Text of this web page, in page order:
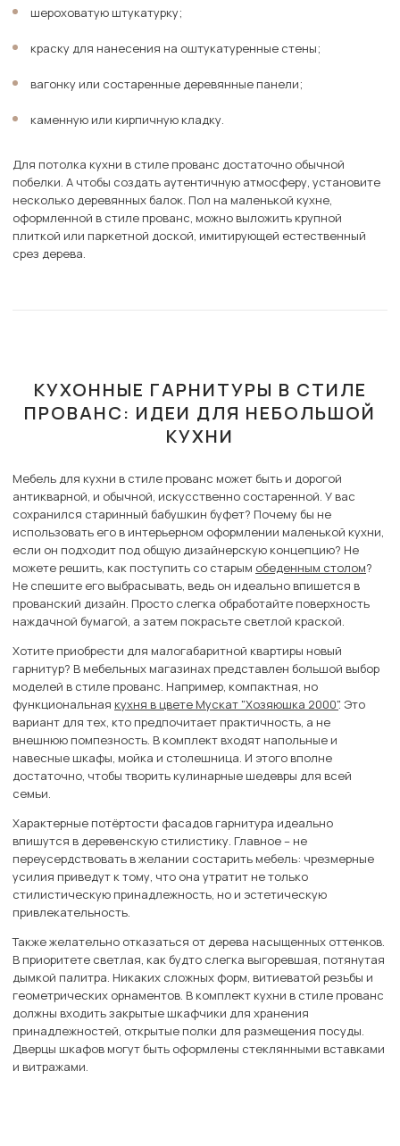
шероховатую штукатурку;
краску для нанесения на оштукатуренные стены;
вагонку или состаренные деревянные панели;
каменную или кирпичную кладку.
Для потолка кухни в стиле прованс достаточно обычной
побелки. А чтобы создать аутентичную атмосферу, установите
несколько деревянных балок. Пол на маленькой кухне,
оформленной в стиле прованс, можно выложить крупной
плиткой или паркетной доской, имитирующей естественный
срез дерева.
КУХОННЫЕ ГАРНИТУРЫ В СТИЛЕ
ПРОВАНС: ИДЕИ ДЛЯ НЕБОЛЬШОЙ
КУХНИ
Мебель для кухни в стиле прованс может быть и дорогой
антикварной, и обычной, искусственно состаренной. У вас
сохранился старинный бабушкин буфет? Почему бы не
использовать его в интерьерном оформлении маленькой кухни,
если он подходит под общую дизайнерскую концепцию? Не
можете решить, как поступить со старым обеденным столом?
Не спешите его выбрасывать, ведь он идеально впишется в
прованский дизайн. Просто слегка обработайте поверхность
наждачной бумагой, а затем покрасьте светлой краской.
Хотите приобрести для малогабаритной квартиры новый
гарнитур? В мебельных магазинах представлен большой выбор
моделей в стиле прованс. Например, компактная, но
функциональная кухня в цвете Мускат "Хозяюшка 2000". Это
вариант для тех, кто предпочитает практичность, а не
внешнюю помпезность. В комплект входят напольные и
навесные шкафы, мойка и столешница. И этого вполне
достаточно, чтобы творить кулинарные шедевры для всей
семьи.
Характерные потёртости фасадов гарнитура идеально
впишутся в деревенскую стилистику. Главное – не
переусердствовать в желании состарить мебель: чрезмерные
усилия приведут к тому, что она утратит не только
стилистическую принадлежность, но и эстетическую
привлекательность.
Также желательно отказаться от дерева насыщенных оттенков.
В приоритете светлая, как будто слегка выгоревшая, потянутая
дымкой палитра. Никаких сложных форм, витиеватой резьбы и
геометрических орнаментов. В комплект кухни в стиле прованс
должны входить закрытые шкафчики для хранения
принадлежностей, открытые полки для размещения посуды.
Дверцы шкафов могут быть оформлены стеклянными вставками
и витражами.